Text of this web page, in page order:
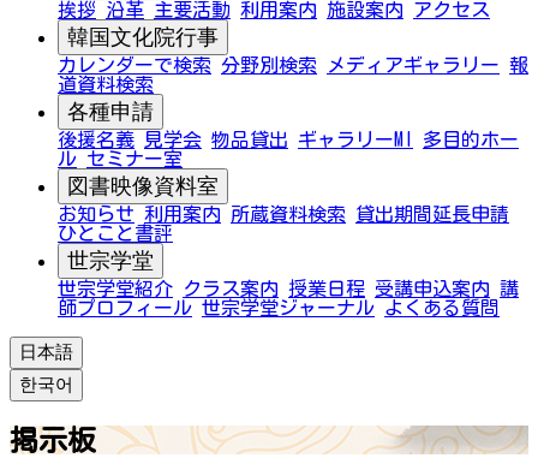
挨拶 沿革 主要活動 利用案内 施設案内 アクセス
韓国文化院行事
カレンダーで検索 分野別検索 メディアギャラリー 報
道資料検索
各種申請
後援名義 見学会 物品貸出 ギャラリーMI
多目的ホー
ル セミナー室
図書映像資料室
お知らせ 利用案内 所蔵資料検索
貸出期間延長申請
ひとこと書評
世宗学堂
世宗学堂紹介 クラス案内 授業日程 受講申込案内 講
師プロフィール 世宗学堂ジャーナル よくある質問
日本語
한국어
掲示板